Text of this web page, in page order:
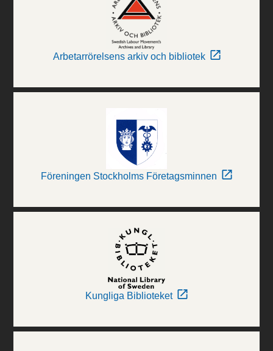
Arbetarrörelsens arkiv och bibliotek
Föreningen Stockholms Företagsminnen
Kungliga Biblioteket